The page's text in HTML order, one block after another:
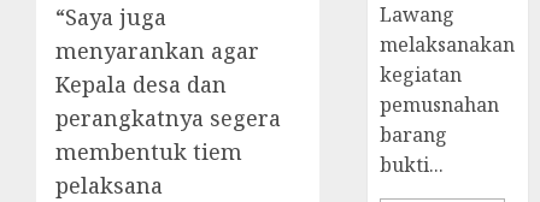
“Saya juga
menyarankan agar
Kepala desa dan
perangkatnya segera
membentuk tiem
pelaksana
Lawang
melaksanakan
kegiatan
pemusnahan
barang
bukti...